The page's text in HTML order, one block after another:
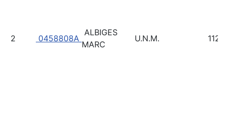
2 0458808A
ALBIGES
MARC
U.N.M. 112